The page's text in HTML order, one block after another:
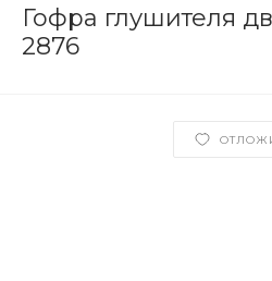
Гофра глушителя
2876